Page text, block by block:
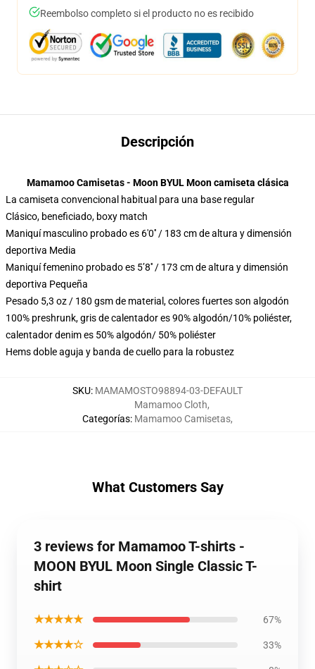
Reembolso completo si el producto no es recibido
Descripción
Mamamoo Camisetas - Moon BYUL Moon camiseta clásica
La camiseta convencional habitual para una base regular
Clásico, beneficiado, boxy match
Maniquí masculino probado es 6'0′′ / 183 cm de altura y dimensión
deportiva Media
Maniquí femenino probado es 5’8′′ / 173 cm de altura y dimensión
deportiva Pequeña
Pesado 5,3 oz / 180 gsm de material, colores fuertes son algodón
100% preshrunk, gris de calentador es 90% algodón/10% poliéster,
calentador denim es 50% algodón/ 50% poliéster
Hems doble aguja y banda de cuello para la robustez
SKU: MAMAMOSTO98894-03-DEFAULT
Categorías:
Mamamoo Cloth,
Mamamoo Camisetas,
What Customers Say
3 reviews for Mamamoo T-shirts -
MOON BYUL Moon Single Classic T-
shirt
★★★★★ 67%
★★★★☆ 33%